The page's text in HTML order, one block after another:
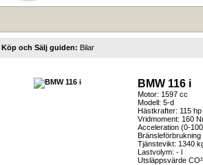
Köp och Sälj guiden: Bilar
BMW 116 i
Motor: 1597 cc
Modell: 5-d
Hästkrafter: 115 hp
Vridmoment: 160
Acceleration (0-
Tjänstevikt: 1340
Lastvolym: - l
Utsläppsvärde